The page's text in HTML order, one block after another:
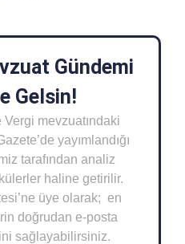
Gündemi
Gelsin!
mevzuatındaki
yayımlandığı
tarafından analiz
haline getirilir.
üye olarak; en
doğrudan e-posta
sağlayabilirsiniz.